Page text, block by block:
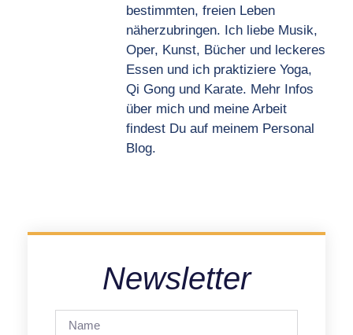
bestimmten, freien Leben
näherzubringen. Ich liebe Musik,
Oper, Kunst, Bücher und leckeres
Essen und ich praktiziere Yoga,
Qi Gong und Karate. Mehr Infos
über mich und meine Arbeit
findest Du auf meinem Personal
Blog.
Newsletter